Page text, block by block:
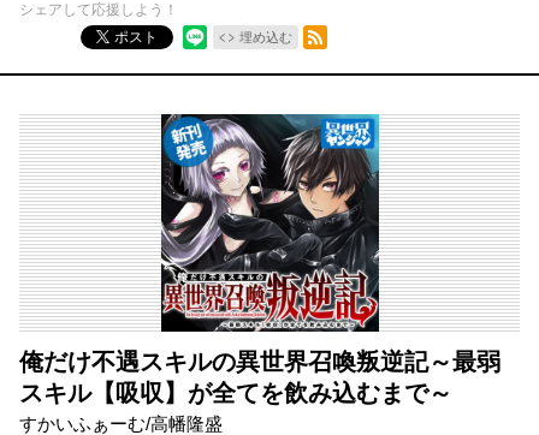
シェアして応援しよう！
ポスト
埋め込む
RSSフィード
俺だけ不遇スキルの異世界召喚叛逆記～最弱
スキル【吸収】が全てを飲み込むまで～
すかいふぁーむ/高幡隆盛